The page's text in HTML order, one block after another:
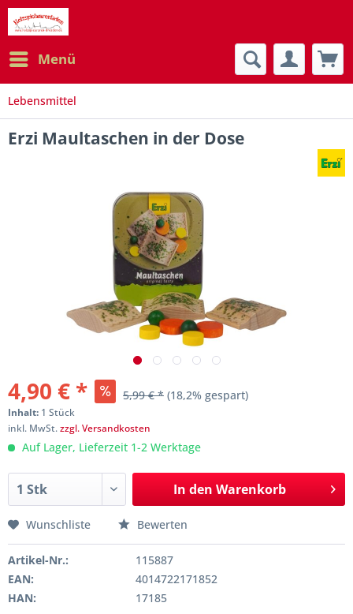
Menü
Lebensmittel
Erzi Maultaschen in der Dose
4,90 € * 5,99 € * (18,2% gespart)
Inhalt: 1 Stück
inkl. MwSt.zzgl. Versandkosten
Auf Lager, Lieferzeit 1-2 Werktage
In den Warenkorb
Wunschliste Bewerten
Artikel-Nr.:
115887
EAN:
4014722171852
HAN:
17185